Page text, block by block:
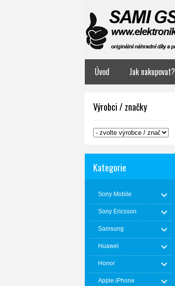
Úvod Jak nakupovat?
Výrobci / značky
Kategorie
Sony Mobile
Sony Ericsson
Samsung
Huawei
Honor
Apple iPhone